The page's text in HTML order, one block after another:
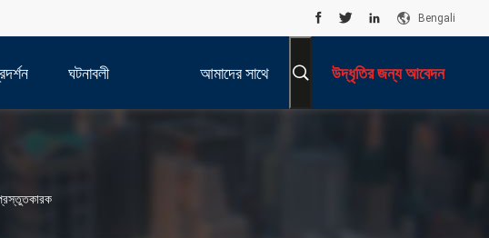
Bengali
ঘটনাবলী আমাদের সাথে উদ্ধৃতির জন্য আবেদন